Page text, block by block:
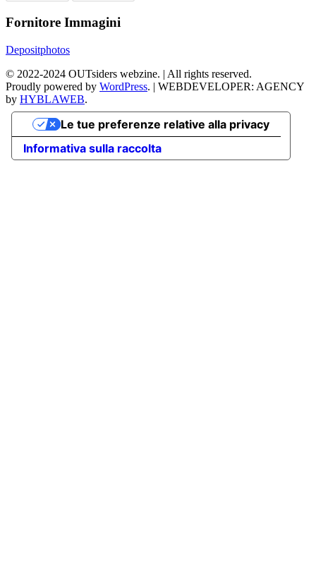
Fornitore Immagini
Depositphotos
© 2022-2024 OUTsiders webzine. | All rights reserved.
Proudly powered by WordPress. | WEBDEVELOPER: AGENCY
by HYBLAWEB.
Informativa sulla raccolta
Le tue preferenze relative alla privacy